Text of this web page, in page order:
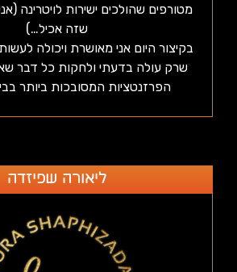
מטורפים שהולכים ישירות לויטרינה
שזה אכיל…)
בקיצור היום אני מאושרת ויכולה
שרק עולה בדעתי ולחקות כל דבר
הפרזנטציות המסובכות ביותר
ליאורה שפיזדה